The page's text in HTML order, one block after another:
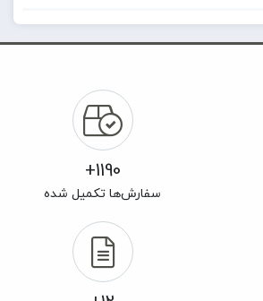
1190+
سفارش‌ها تکمیل شده